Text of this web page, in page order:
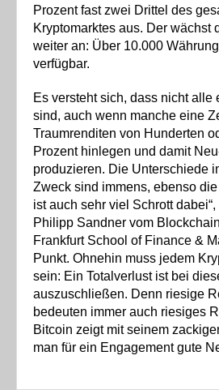
Prozent fast zwei Drittel des
Kryptomarktes aus. Der wächst
weiter an: Über 10.000
verfügbar.
Es versteht sich, dass nicht alle
sind, auch wenn manche eine
Traumrenditen von Hunderten
Prozent hinlegen und damit
produzieren. Die Unterschiede
Zweck sind immens, ebenso die
ist auch sehr viel Schrott
Philipp Sandner vom
Frankfurt School of Finance &
Punkt. Ohnehin muss jedem
sein: Ein Totalverlust ist bei
auszuschließen. Denn riesige
bedeuten immer auch riesiges
Bitcoin zeigt mit seinem
man für ein Engagement gute